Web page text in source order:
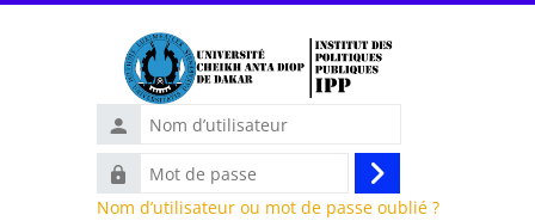
Nom
d’utilisateur
Mot
de
Connexion
Nom d’utilisateur ou mot de passe oublié ?